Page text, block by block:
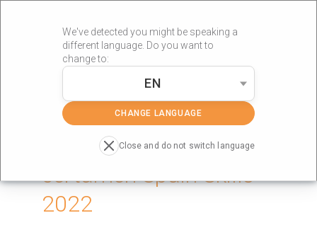
We've detected you might be speaking a
different language. Do you want to
change to:
EN
CHANGE LANGUAGE
Close and do not switch language
»
RÖS’S esponsoriza el
certamen Spain Skills
2022